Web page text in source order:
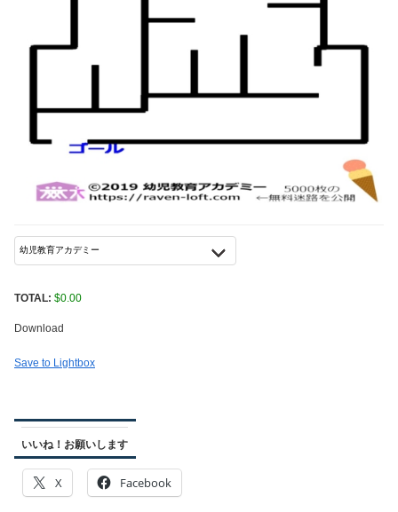
TOTAL: $0.00
Download
Save to Lightbox
いいね！お願いします
X Facebook